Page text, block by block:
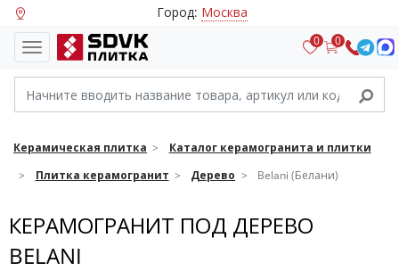
Город: Москва
0 0
Керамическая плитка
Каталог керамогранита и плитки
Плитка керамогранит
Дерево Belani (Белани)
КЕРАМОГРАНИТ ПОД ДЕРЕВО
BELANI